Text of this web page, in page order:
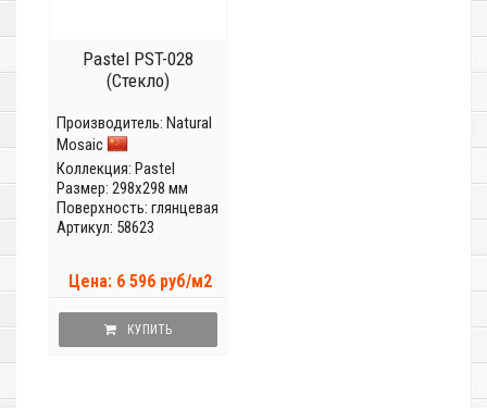
Pastel PST-028
(Стекло)
Производитель: Natural
Mosaic
Коллекция: Pastel
Размер: 298x298 мм
Поверхность: глянцевая
Артикул: 58623
Цена: 6 596 руб/м2
КУПИТЬ